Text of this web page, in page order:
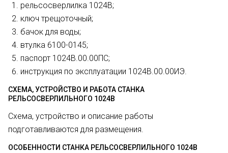
рельсосверлилка 1024В;
ключ трещоточный;
бачок для воды;
втулка 6100-0145;
паспорт 1024В.00.00ПС;
инструкция по эксплуатации 1024В.00.00ИЭ.
СХЕМА, УСТРОЙСТВО И РАБОТА СТАНКА
РЕЛЬСОСВЕРЛИЛЬНОГО 1024В
Схема, устройство и описание работы
подготавливаются для размещения.
ОСОБЕННОСТИ СТАНКА РЕЛЬСОСВЕРЛИЛЬНОГО 1024В